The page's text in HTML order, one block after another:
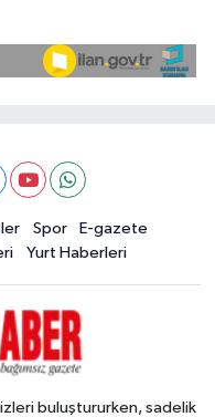
Spor
E-gazete
Yurt Haberleri
buluştururken, sadelik